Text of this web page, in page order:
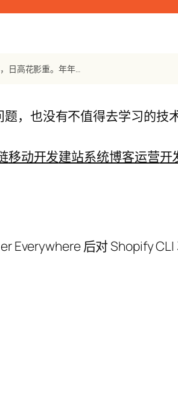
【唐诗】《春宮怨》 周朴：早被嬋娟誤，欲妝臨鏡慵。承恩不在貌，教妾若爲容。風暖鳥聲碎，日高花影重。年年越溪女，相憶采芙蓉。
，也没有不值得去学习的技
移动开发建站系统博客运营开
Everywhere 后对 Shopify